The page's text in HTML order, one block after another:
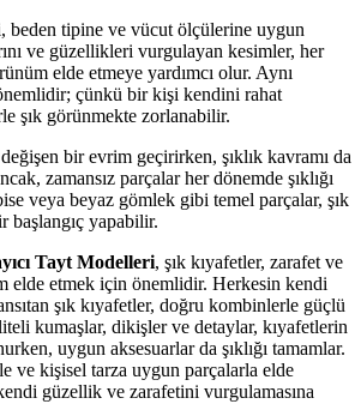
beden tipine ve vücut ölçülerine uygun
ve güzellikleri vurgulayan kesimler, her
elde etmeye yardımcı olur. Aynı
çünkü bir kişi kendini rahat
şık görünmekte zorlanabilir.
bir evrim geçirirken, şıklık kavramı da
zamansız parçalar her dönemde şıklığı
veya beyaz gömlek gibi temel parçalar, şık
yapabilir.
Tayt Modelleri, şık kıyafetler, zarafet ve
elde etmek için önemlidir. Herkesin kendi
şık kıyafetler, doğru kombinlerle güçlü
kumaşlar, dikişler ve detaylar, kıyafetlerin
uygun aksesuarlar da şıklığı tamamlar.
ve kişisel tarza uygun parçalarla elde
güzellik ve zarafetini vurgulamasına